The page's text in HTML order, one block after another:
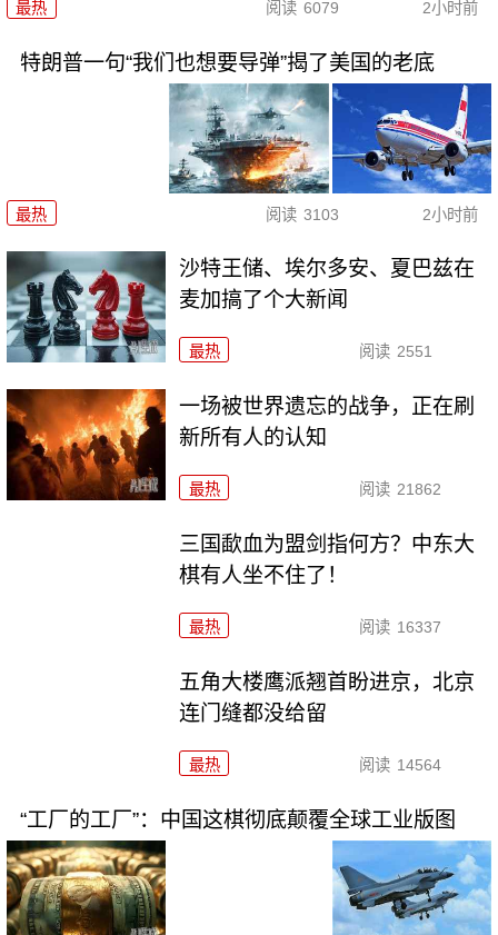
最热 阅读 6079 2小时前
特朗普一句“我们也想要导弹”揭了美国的老底
最热 阅读 3103 2小时前
沙特王储、埃尔多安、夏巴兹在
麦加搞了个大新闻
最热 阅读 2551
一场被世界遗忘的战争，正在刷
新所有人的认知
最热 阅读 21862
三国歃血为盟剑指何方？中东大
棋有人坐不住了！
最热 阅读 16337
五角大楼鹰派翘首盼进京，北京
连门缝都没给留
最热 阅读 14564
“工厂的工厂”：中国这棋彻底颠覆全球工业版图